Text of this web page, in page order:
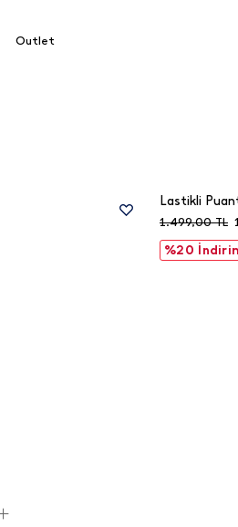
Outlet
%20
1.499,00 TL
Lastikli